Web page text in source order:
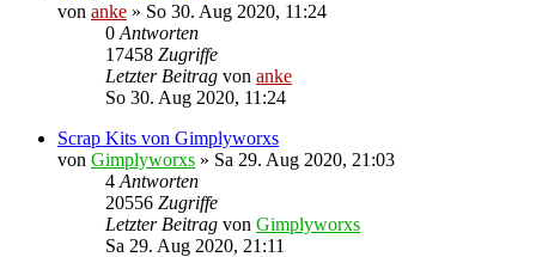
von anke » So 30. Aug 2020, 11:24
0 Antworten
17458 Zugriffe
Letzter Beitrag von anke
So 30. Aug 2020, 11:24
Scrap Kits von Gimplyworxs
von Gimplyworxs » Sa 29. Aug 2020, 21:03
4 Antworten
20556 Zugriffe
Letzter Beitrag von Gimplyworxs
Sa 29. Aug 2020, 21:11